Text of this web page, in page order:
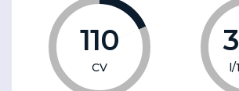
110
CV l/